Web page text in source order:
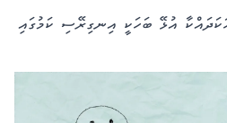
އުޅޭ ބަހަކީ އިނގިރޭސި ކަމުގައި